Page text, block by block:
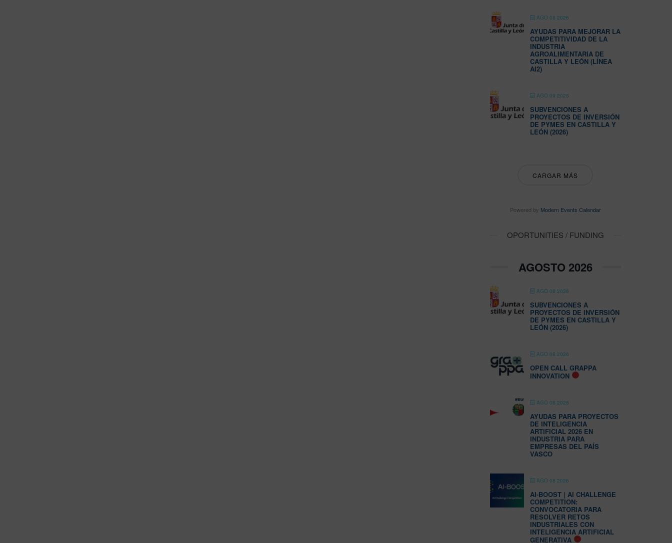
AGO 08 2026
AYUDAS PARA MEJORAR LA
COMPETITIVIDAD DE LA
INDUSTRIA
AGROALIMENTARIA DE
CASTILLA Y LEÓN (LÍNEA
AI2)
AGO 09 2026
SUBVENCIONES A
PROYECTOS DE INVERSIÓN
DE PYMES EN CASTILLA Y
LEÓN (2026)
CARGAR MÁS
Powered by Modern Events Calendar
OPORTUNITIES / FUNDING
AGOSTO 2026
AGO 08 2026
SUBVENCIONES A
PROYECTOS DE INVERSIÓN
DE PYMES EN CASTILLA Y
LEÓN (2026)
AGO 08 2026
OPEN CALL GRAPPA
INNOVATION
AGO 08 2026
AYUDAS PARA PROYECTOS
DE INTELIGENCIA
ARTIFICIAL 2026 EN
INDUSTRIA PARA
EMPRESAS DEL PAÍS
VASCO
AGO 08 2026
AI-BOOST | AI CHALLENGE
COMPETITION:
CONVOCATORIA PARA
RESOLVER RETOS
INDUSTRIALES CON
INTELIGENCIA ARTIFICIAL
GENERATIVA